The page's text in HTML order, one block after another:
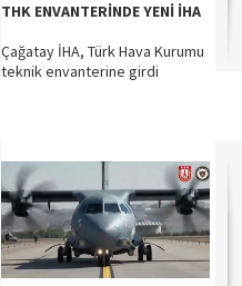
THK ENVANTERİNDE YENİ İHA
Çağatay İHA, Türk Hava Kurumu
teknik envanterine girdi